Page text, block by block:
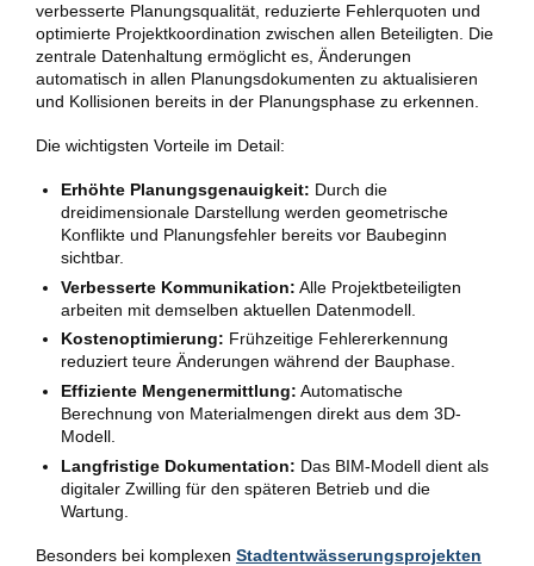
verbesserte Planungsqualität, reduzierte Fehlerquoten und
optimierte Projektkoordination zwischen allen Beteiligten. Die
zentrale Datenhaltung ermöglicht es, Änderungen
automatisch in allen Planungsdokumenten zu aktualisieren
und Kollisionen bereits in der Planungsphase zu erkennen.
Die wichtigsten Vorteile im Detail:
Erhöhte Planungsgenauigkeit: Durch die
dreidimensionale Darstellung werden geometrische
Konflikte und Planungsfehler bereits vor Baubeginn
sichtbar.
Verbesserte Kommunikation: Alle Projektbeteiligten
arbeiten mit demselben aktuellen Datenmodell.
Kostenoptimierung: Frühzeitige Fehlererkennung
reduziert teure Änderungen während der Bauphase.
Effiziente Mengenermittlung: Automatische
Berechnung von Materialmengen direkt aus dem 3D-
Modell.
Langfristige Dokumentation: Das BIM-Modell dient als
digitaler Zwilling für den späteren Betrieb und die
Wartung.
Besonders bei komplexen Stadtentwässerungsprojekten